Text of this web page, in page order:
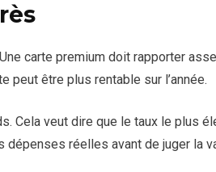
carte premium doit rapporter
peut être plus rentable sur l’année.
Cela veut dire que le taux le plus
réelles avant de juger la